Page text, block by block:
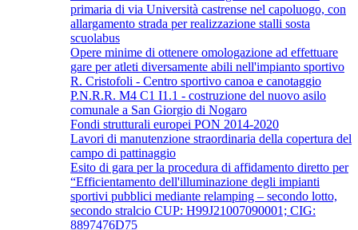
primaria di via Università castrense nel capoluogo, con
allargamento strada per realizzazione stalli sosta
scuolabus
Opere minime di ottenere omologazione ad effettuare
gare per atleti diversamente abili nell'impianto sportivo
R. Cristofoli - Centro sportivo canoa e canotaggio
P.N.R.R. M4 C1 I1.1 - costruzione del nuovo asilo
comunale a San Giorgio di Nogaro
Fondi strutturali europei PON 2014-2020
Lavori di manutenzione straordinaria della copertura del
campo di pattinaggio
Esito di gara per la procedura di affidamento diretto per
“Efficientamento dell'illuminazione degli impianti
sportivi pubblici mediante relamping – secondo lotto,
secondo stralcio CUP: H99J21007090001; CIG:
8897476D75